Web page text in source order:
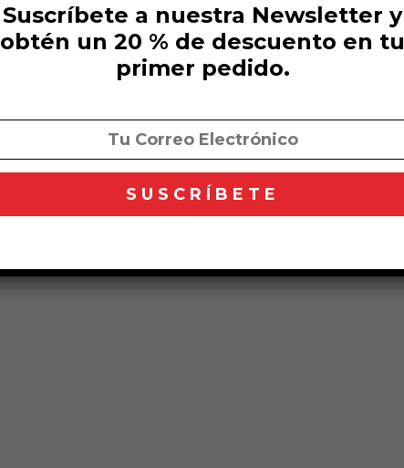
Suscríbete a nuestra Newsletter y
obtén un 20 % de descuento en tu
primer pedido.